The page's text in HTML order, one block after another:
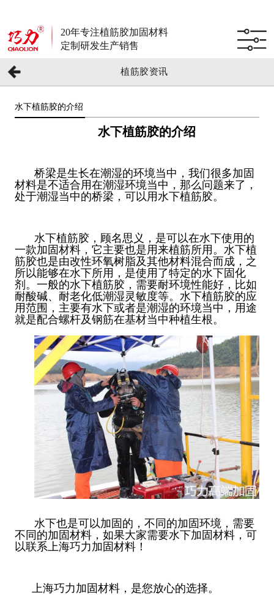
20年专注植筋胶加固材料
定制研发生产销售
植筋胶资讯
水下植筋胶的介绍
水下植筋胶的介绍
桥梁是生长在潮湿的环境当中，我们很多加固
材料是不适合用在潮湿环境当中，那么问题来了，
处于潮湿当中的桥梁，可以用水下植筋胶。
水下植筋胶，顾名思义，是可以在水下使用的
一款加固材料，它主要也是用来植筋所用。水下植
筋胶也是由改性环氧树脂及其他材料混合而成，之
所以能够在水下所用，是使用了特定的水下固化
剂。一般的水下植筋胶，需要耐环境性能好，比如
耐酸碱、耐老化低潮湿灵敏度等。水下植筋胶的应
用范围，主要有水下或者是潮湿的环境当中，用途
就是配合螺杆及钢筋在基材当中种植生根。
水下也是可以加固的，不同的加固环境，需要
不同的加固材料，如果大家需要水下加固材料，可
以联系上海巧力加固材料！
上海巧力加固材料，是您放心的选择。